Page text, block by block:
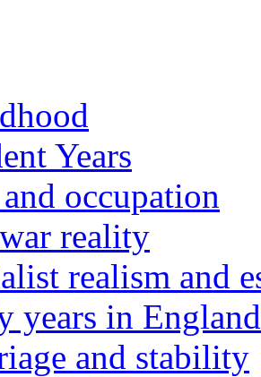
Years
occupation
reality
realism and
years in England
and stability